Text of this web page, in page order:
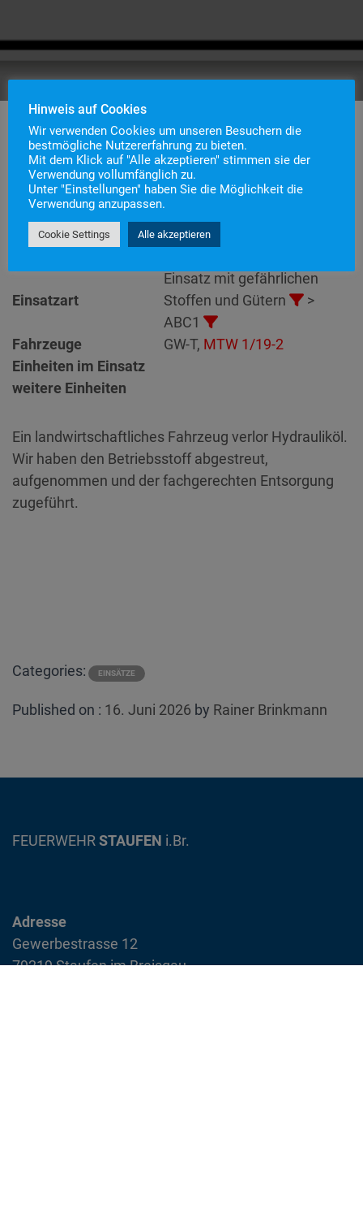
Einsatznummer
37
Einsatzstichwort
ABC1 – Ölspur
Einsatzort
Alarmierungszeitpunkt16. Juni 2026 19:58
Einsatzart
Einsatz mit gefährlichen
Stoffen und Gütern
>
ABC1
Fahrzeuge
GW-T, MTW 1/19-2
Einheiten im Einsatz
weitere Einheiten
Ein landwirtschaftliches Fahrzeug verlor Hydrauliköl.
Wir haben den Betriebsstoff abgestreut,
aufgenommen und der fachgerechten Entsorgung
zugeführt.
Categories: EINSÄTZE
Published on : Posted
16. Juni 2026 by Rainer Brinkmann
FEUERWEHR STAUFEN i.Br.
Adresse
Gewerbestrasse 12
79219 Staufen im Breisgau
Hinweis auf Cookies
Wir verwenden Cookies um unseren Besuchern die
bestmögliche Nutzererfahrung zu bieten.
Mit dem Klick auf "Alle akzeptieren" stimmen sie der
Verwendung vollumfänglich zu.
Unter "Einstellungen" haben Sie die Möglichkeit die
Verwendung anzupassen.
Cookie Settings Alle akzeptieren